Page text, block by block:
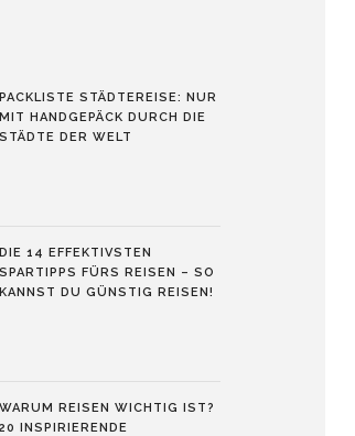
PACKLISTE STÄDTEREISE: NUR
MIT HANDGEPÄCK DURCH DIE
STÄDTE DER WELT
DIE 14 EFFEKTIVSTEN
SPARTIPPS FÜRS REISEN – SO
KANNST DU GÜNSTIG REISEN!
WARUM REISEN WICHTIG IST?
20 INSPIRIERENDE